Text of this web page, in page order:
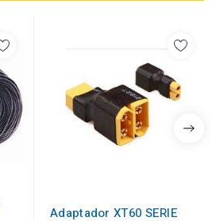
Adaptador XT60 SERIE